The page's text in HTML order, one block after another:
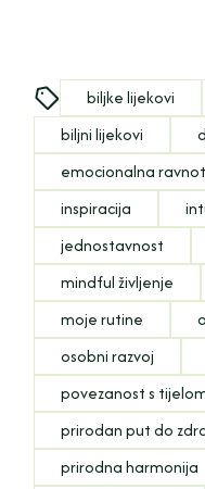
biljke lijekovi
biljni lijekovi
emocionalna
inspiracija
jednostavnost
mindful življenje
moje rutine
osobni razvoj
povezanost s
prirodan put do
prirodna harmonija